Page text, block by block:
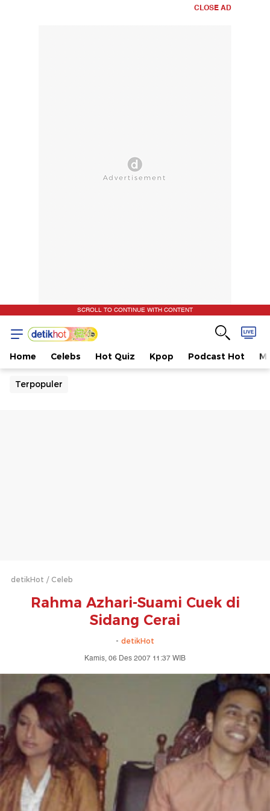
CLOSE AD
SCROLL TO CONTINUE WITH CONTENT
Home Celebs Hot Quiz Kpop Podcast Hot
Terpopuler
detikHot Celeb
Rahma Azhari-Suami Cuek di
Sidang Cerai
- detikHot
Kamis, 06 Des 2007 11:37 WIB